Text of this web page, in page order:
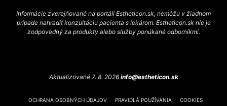
Informácie zverejňované na portáli Estheticon.sk, nemôžu v žiadnom
prípade nahradiť konzultáciu pacienta s lekárom. Estheticon.sk nie je
zodpovedný za produkty alebo služby ponúkané odborníkmi.
Aktualizované 7. 8. 2026 info@estheticon.sk
OCHRANA OSOBNÝCH ÚDAJOV PRAVIDLÁ POUŽÍVANIA COOKIES